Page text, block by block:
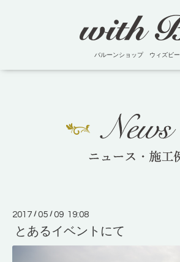
バルーンショップ ウィズビー
2017 /05 /09 19:08
とあるイベントにて